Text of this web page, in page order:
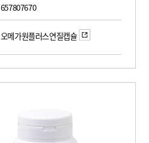
657807670
오메가원플러스연질캡슐